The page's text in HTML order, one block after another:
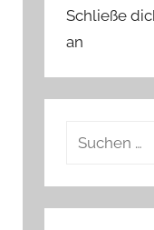
Schließe
an
Suchen